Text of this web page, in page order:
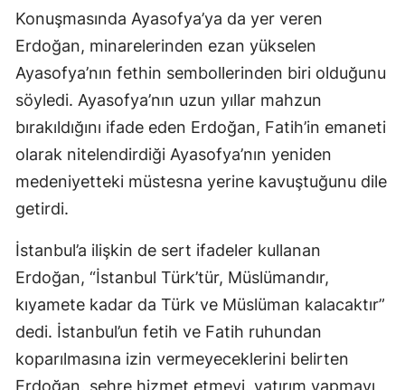
Konuşmasında Ayasofya’ya da yer veren
Erdoğan, minarelerinden ezan yükselen
Ayasofya’nın fethin sembollerinden biri olduğunu
söyledi. Ayasofya’nın uzun yıllar mahzun
bırakıldığını ifade eden Erdoğan, Fatih’in emaneti
olarak nitelendirdiği Ayasofya’nın yeniden
medeniyetteki müstesna yerine kavuştuğunu dile
getirdi.
İstanbul’a ilişkin de sert ifadeler kullanan
Erdoğan, “İstanbul Türk’tür, Müslümandır,
kıyamete kadar da Türk ve Müslüman kalacaktır”
dedi. İstanbul’un fetih ve Fatih ruhundan
koparılmasına izin vermeyeceklerini belirten
Erdoğan, şehre hizmet etmeyi, yatırım yapmayı